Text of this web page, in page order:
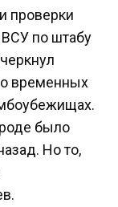
проверки
по штабу
о временных
было
Но то,